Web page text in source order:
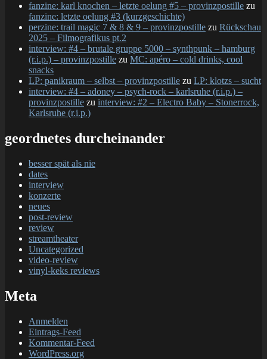
fanzine: karl knochen – letzte oelung #5 – provinzpostille zu
fanzine: letzte oelung #3 (kurzgeschichte)
perzine: trail magic 7 & 8 & 9 – provinzpostille zu Rückschau
2025 – Filmografikus pt.2
interview: #4 – brutale gruppe 5000 – synthpunk – hamburg
(r.i.p.) – provinzpostille zu MC: apéro – cold drinks, cool
snacks
LP: panikraum – selbst – provinzpostille zu LP: klotzs – sucht
interview: #4 – adoney – psych-rock – karlsruhe (r.i.p.) –
provinzpostille zu interview: #2 – Electro Baby – Stonerrock,
Karlsruhe (r.i.p.)
geordnetes durcheinander
besser spät als nie
dates
interview
konzerte
neues
post-review
review
streamtheater
Uncategorized
video-review
vinyl-keks reviews
Meta
Anmelden
Eintrags-Feed
Kommentar-Feed
WordPress.org